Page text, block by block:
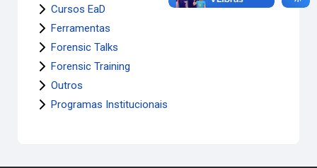
Cursos EaD
Ferramentas
Forensic Talks
Forensic Training
Outros
Programas Institucionais